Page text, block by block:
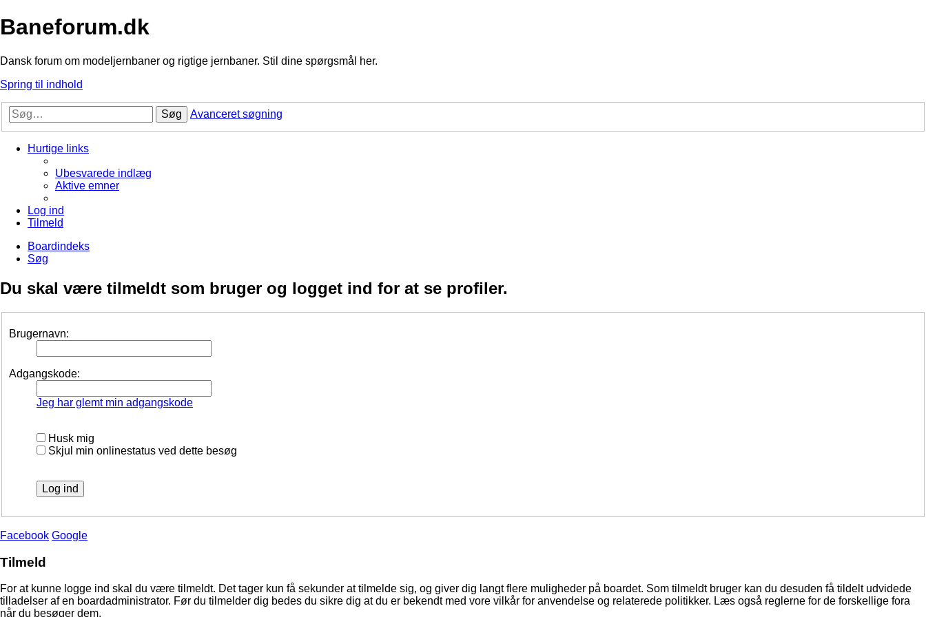
Baneforum.dk
Dansk forum om modeljernbaner og rigtige jernbaner. Stil dine spørgsmål her.
Spring til indhold
Søg Avanceret søgning
Hurtige links
Ubesvarede indlæg
Aktive emner
Log ind
Tilmeld
Boardindeks
Søg
Du skal være tilmeldt som bruger og logget ind for at se profiler.
Brugernavn:
Adgangskode:
Jeg har glemt min adgangskode
Husk mig
Skjul min onlinestatus ved dette besøg
Facebook Google
Tilmeld
For at kunne logge ind skal du være tilmeldt. Det tager kun få sekunder at tilmelde sig, og giver dig langt flere muligheder på boardet. Som tilmeldt bruger kan du desuden få tildelt udvidede
tilladelser af en boardadministrator. Før du tilmelder dig bedes du sikre dig at du er bekendt med vore vilkår for anvendelse og relaterede politikker. Læs også reglerne for de forskellige fora
når du besøger dem.